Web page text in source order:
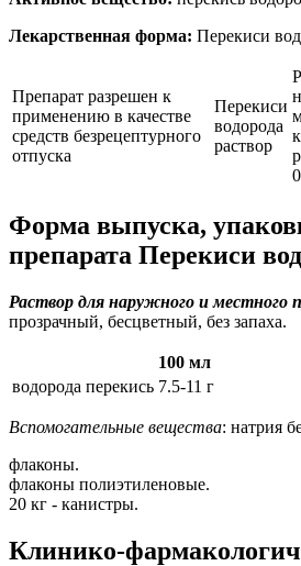
Лекарственная форма: Перекиси
Препарат разрешен к
применению в качестве
средств безрецептурного
отпуска
Перекиси
водорода
раствор
Форма выпуска,
препарата Перекиси
Раствор для наружного и местного
прозрачный, бесцветный, без запаха.
100 мл
водорода перекись 7.5-11 г
Вспомогательные вещества: натрия
флаконы.
флаконы полиэтиленовые.
20 кг - канистры.
Клинико-